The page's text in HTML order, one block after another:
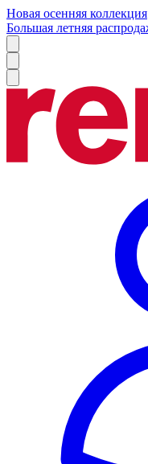
Новая осенняя коллекция
Большая летняя